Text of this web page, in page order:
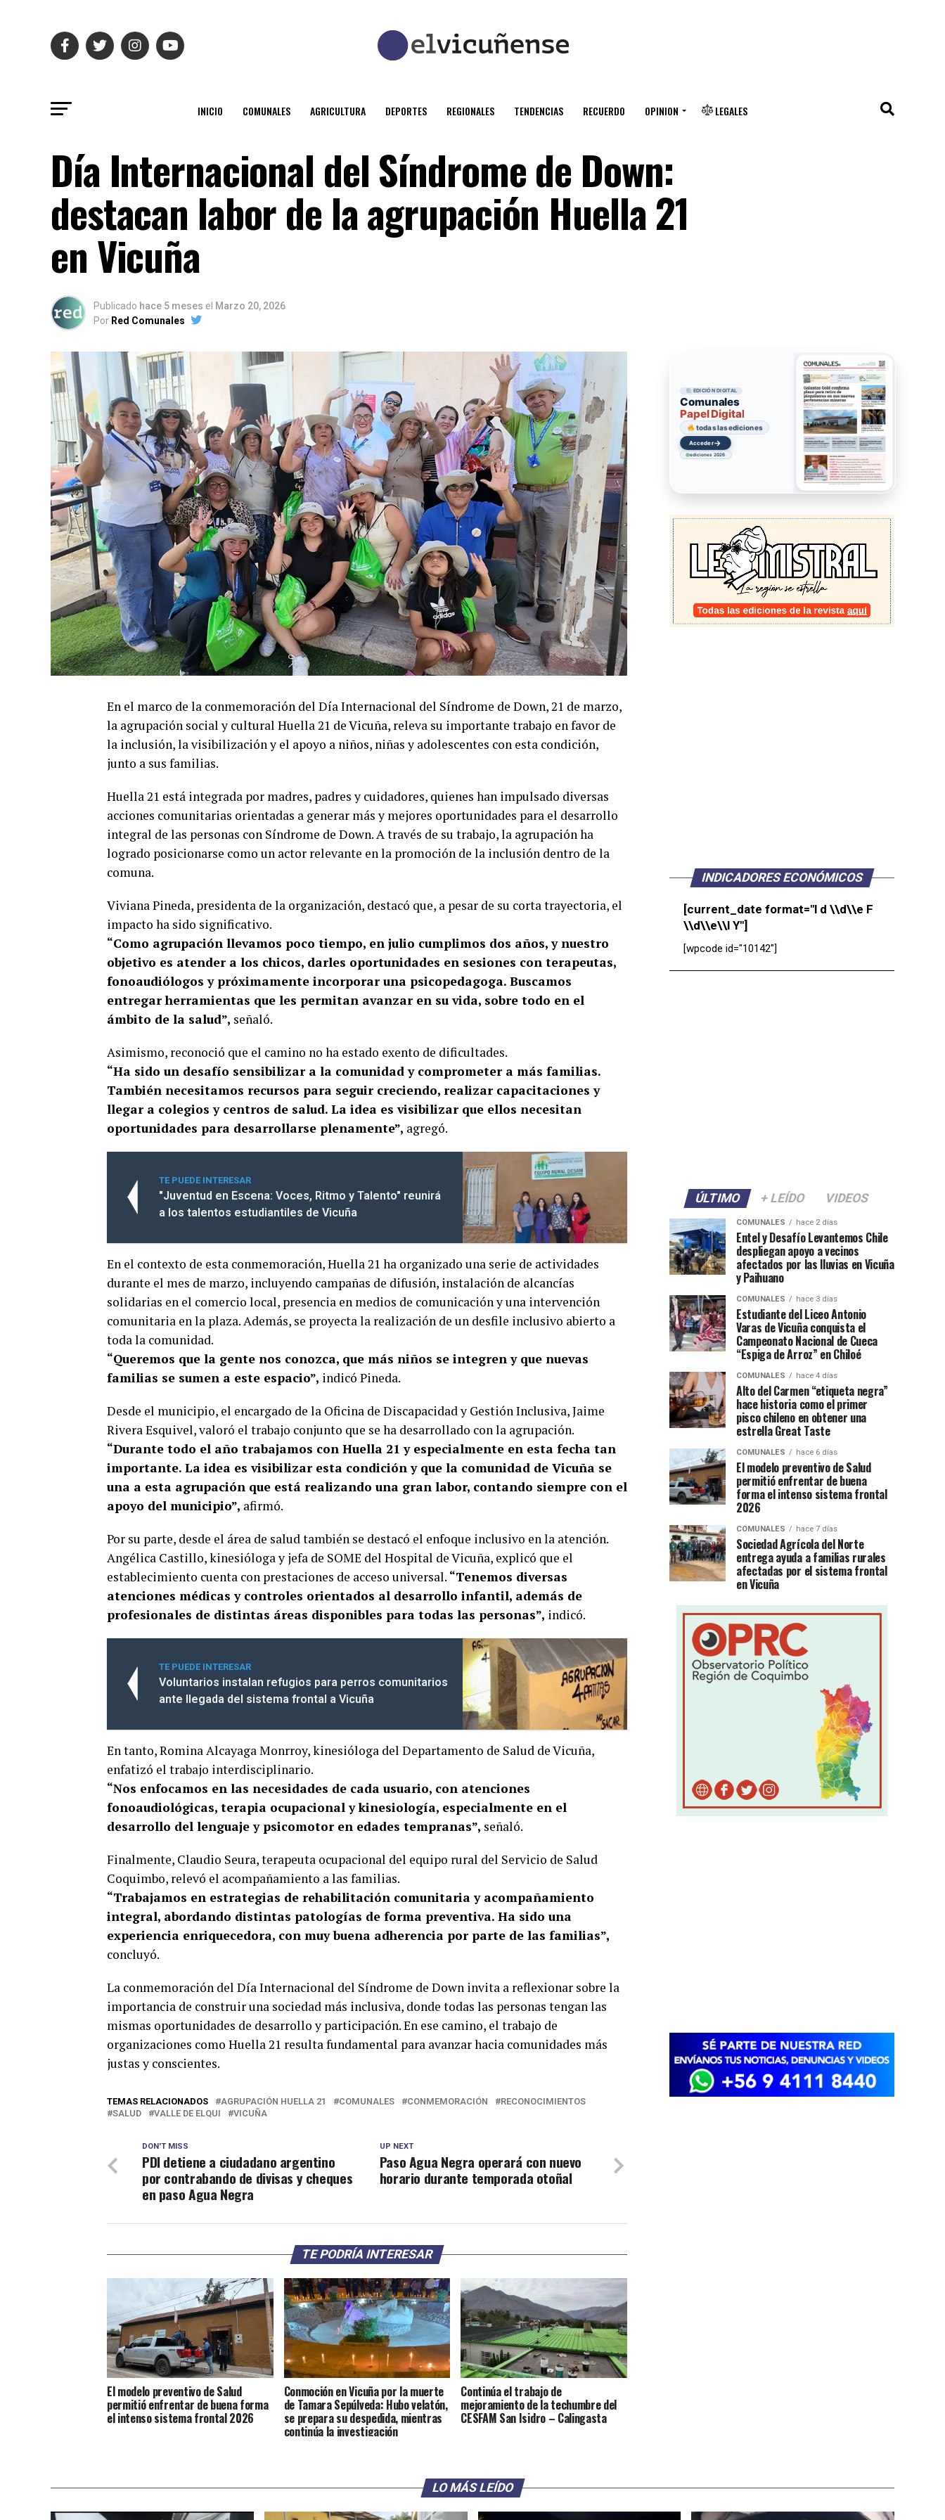
INICIO COMUNALES AGRICULTURA DEPORTES REGIONALES TENDENCIAS RECUERDO OPINION LEGALES
Día Internacional del Síndrome de Down:
destacan labor de la agrupación Huella 21
en Vicuña
Publicado hace 5 meses el Marzo 20, 2026
Por Red Comunales
En el marco de la conmemoración del Día Internacional del Síndrome de Down, 21 de marzo,
la agrupación social y cultural Huella 21 de Vicuña, releva su importante trabajo en favor de
la inclusión, la visibilización y el apoyo a niños, niñas y adolescentes con esta condición,
junto a sus familias.
Huella 21 está integrada por madres, padres y cuidadores, quienes han impulsado diversas
acciones comunitarias orientadas a generar más y mejores oportunidades para el desarrollo
integral de las personas con Síndrome de Down. A través de su trabajo, la agrupación ha
logrado posicionarse como un actor relevante en la promoción de la inclusión dentro de la
comuna.
Viviana Pineda, presidenta de la organización, destacó que, a pesar de su corta trayectoria, el
impacto ha sido significativo.
“Como agrupación llevamos poco tiempo, en julio cumplimos dos años, y nuestro
objetivo es atender a los chicos, darles oportunidades en sesiones con terapeutas,
fonoaudiólogos y próximamente incorporar una psicopedagoga. Buscamos
entregar herramientas que les permitan avanzar en su vida, sobre todo en el
ámbito de la salud”, señaló.
Asimismo, reconoció que el camino no ha estado exento de dificultades.
“Ha sido un desafío sensibilizar a la comunidad y comprometer a más familias.
También necesitamos recursos para seguir creciendo, realizar capacitaciones y
llegar a colegios y centros de salud. La idea es visibilizar que ellos necesitan
oportunidades para desarrollarse plenamente”, agregó.
TE PUEDE INTERESAR
"Juventud en Escena: Voces, Ritmo y Talento" reunirá
a los talentos estudiantiles de Vicuña
En el contexto de esta conmemoración, Huella 21 ha organizado una serie de actividades
durante el mes de marzo, incluyendo campañas de difusión, instalación de alcancías
solidarias en el comercio local, presencia en medios de comunicación y una intervención
comunitaria en la plaza. Además, se proyecta la realización de un desfile inclusivo abierto a
toda la comunidad.
“Queremos que la gente nos conozca, que más niños se integren y que nuevas
familias se sumen a este espacio”, indicó Pineda.
Desde el municipio, el encargado de la Oficina de Discapacidad y Gestión Inclusiva, Jaime
Rivera Esquivel, valoró el trabajo conjunto que se ha desarrollado con la agrupación.
“Durante todo el año trabajamos con Huella 21 y especialmente en esta fecha tan
importante. La idea es visibilizar esta condición y que la comunidad de Vicuña se
una a esta agrupación que está realizando una gran labor, contando siempre con el
apoyo del municipio”, afirmó.
Por su parte, desde el área de salud también se destacó el enfoque inclusivo en la atención.
Angélica Castillo, kinesióloga y jefa de SOME del Hospital de Vicuña, explicó que el
establecimiento cuenta con prestaciones de acceso universal. “Tenemos diversas
atenciones médicas y controles orientados al desarrollo infantil, además de
profesionales de distintas áreas disponibles para todas las personas”, indicó.
TE PUEDE INTERESAR
Voluntarios instalan refugios para perros comunitarios
ante llegada del sistema frontal a Vicuña
En tanto, Romina Alcayaga Monrroy, kinesióloga del Departamento de Salud de Vicuña,
enfatizó el trabajo interdisciplinario.
“Nos enfocamos en las necesidades de cada usuario, con atenciones
fonoaudiológicas, terapia ocupacional y kinesiología, especialmente en el
desarrollo del lenguaje y psicomotor en edades tempranas”, señaló.
Finalmente, Claudio Seura, terapeuta ocupacional del equipo rural del Servicio de Salud
Coquimbo, relevó el acompañamiento a las familias.
“Trabajamos en estrategias de rehabilitación comunitaria y acompañamiento
integral, abordando distintas patologías de forma preventiva. Ha sido una
experiencia enriquecedora, con muy buena adherencia por parte de las familias”,
concluyó.
La conmemoración del Día Internacional del Síndrome de Down invita a reflexionar sobre la
importancia de construir una sociedad más inclusiva, donde todas las personas tengan las
mismas oportunidades de desarrollo y participación. En ese camino, el trabajo de
organizaciones como Huella 21 resulta fundamental para avanzar hacia comunidades más
justas y conscientes.
TEMAS RELACIONADOS AGRUPACIÓN HUELLA 21 COMUNALES CONMEMORACIÓN
RECONOCIMIENTOS
SALUD
VALLE DE ELQUI VICUÑA
UP NEXT
Paso Agua Negra operará con nuevo
horario durante temporada otoñal
DON'T MISS
PDI detiene a ciudadano argentino
por contrabando de divisas y cheques
en paso Agua Negra
TE PODRÍA INTERESAR
El modelo preventivo de Salud
permitió enfrentar de buena forma
el intenso sistema frontal 2026
Conmoción en Vicuña por la muerte
de Tamara Sepúlveda: Hubo velatón,
se prepara su despedida, mientras
continúa la investigación
Continúa el trabajo de
mejoramiento de la techumbre del
CESFAM San Isidro – Calingasta
EDICIÓN DIGITAL
Comunales
Papel Digital
todas las ediciones
Acceder→
ediciones 2026
INDICADORES ECONÓMICOS
[current_date format="l d \\d\\e F
\\d\\e\\l Y"]
[wpcode id="10142"]
ÚLTIMO + LEÍDO VIDEOS
COMUNALES hace 2 días
Entel y Desafío Levantemos Chile
despliegan apoyo a vecinos
afectados por las lluvias en Vicuña
y Paihuano
COMUNALES hace 3 días
Estudiante del Liceo Antonio
Varas de Vicuña conquista el
Campeonato Nacional de Cueca
“Espiga de Arroz” en Chiloé
COMUNALES hace 4 días
Alto del Carmen “etiqueta negra”
hace historia como el primer
pisco chileno en obtener una
estrella Great Taste
COMUNALES hace 6 días
El modelo preventivo de Salud
permitió enfrentar de buena
forma el intenso sistema frontal
2026
COMUNALES hace 7 días
Sociedad Agrícola del Norte
entrega ayuda a familias rurales
afectadas por el sistema frontal
en Vicuña
LO MÁS LEÍDO